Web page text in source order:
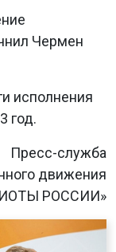
Чермен
исполнения
год.
Пресс-служба
движения
РОССИИ»